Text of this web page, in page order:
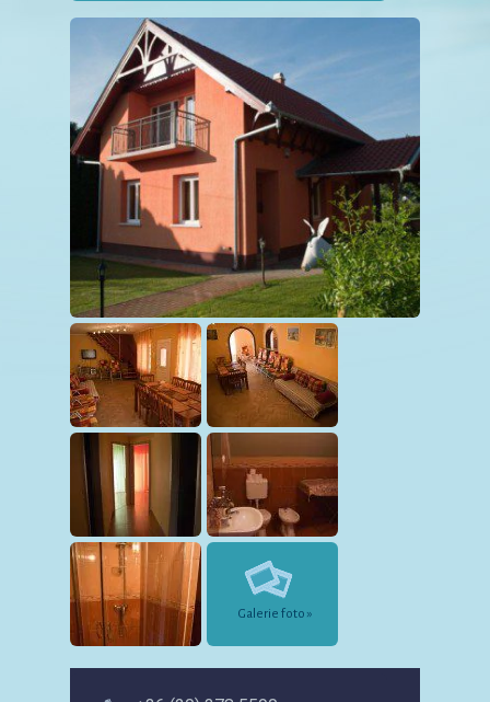
Galerie foto »